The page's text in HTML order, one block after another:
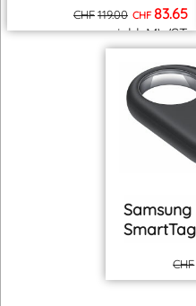
CHF119.00 CHF 83.65
inkl. MWST
zzgl. Versand
CHF